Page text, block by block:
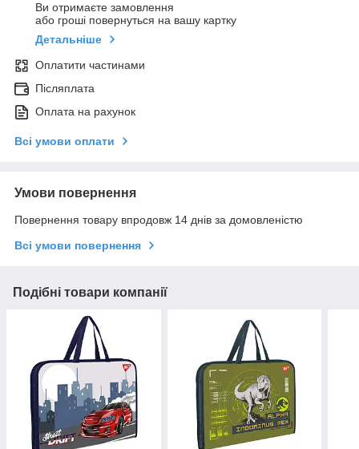
Ви отримаєте замовлення
або гроші повернуться на вашу картку
Детальніше
Оплатити частинами
Післяплата
Оплата на рахунок
Всі умови оплати
Умови повернення
Повернення товару впродовж 14 днів за домовленістю
Всі умови повернення
Подібні товари компанії